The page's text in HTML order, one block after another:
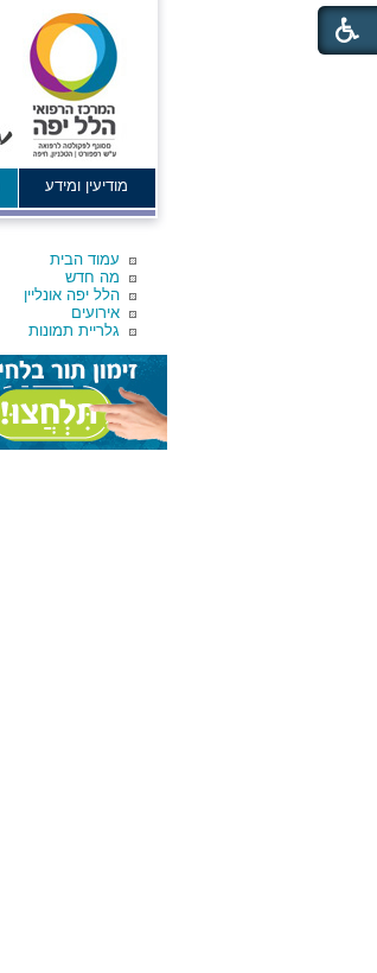
מודיעין ומידע
עמוד הבית
מה חדש
הלל יפה אונליין
אירועים
גלריית תמונות